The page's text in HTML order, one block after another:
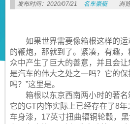
发布时间：2020/07/21 名车豪艇 浏
如果世界需要像箱根这样的
的鞭炮，那就到了。紧凑，有趣
众中产生了巨大的善意，并且会
是汽车的伟大之处之一吗？它的保
吗？”这里是。
箱根以东京西南两小时的著名
它的GT内饰实际上已经存在了8
车身漆，17英寸扭曲辐铜轮毂，